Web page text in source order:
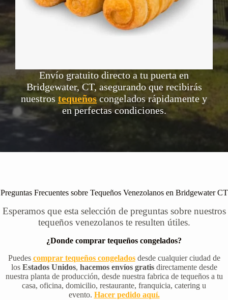
Envío gratuito directo a tu puerta en
Bridgewater, CT, asegurando que recibirás
nuestros tequeñoscongelados rápidamente y
en perfectas condiciones.
Preguntas Frecuentes sobre Tequeños Venezolanos en Bridgewater CT
Esperamos que esta selección de preguntas sobre nuestros
tequeños venezolanos te resulten útiles.
¿Donde comprar tequeños congelados?
Puedes comprar tequeños congelados desde cualquier ciudad de
los Estados Unidos, hacemos envíos gratisdirectamente desde
nuestra planta de producción, desde nuestra fabrica de tequeños a tu
casa, oficina, domicilio, restaurante, franquicia, catering u
evento. Hacer pedido aquí.